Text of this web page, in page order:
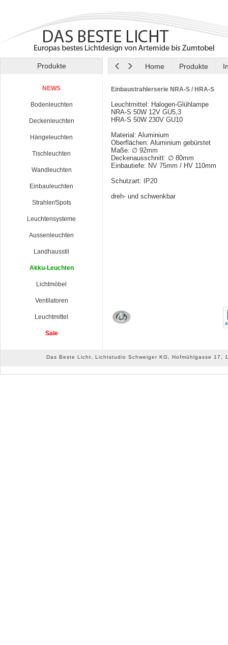
Produkte Home Produkte
NEWS
Bodenleuchten
Deckenleuchten
Hängeleuchten
Tischleuchten
Wandleuchten
Einbauleuchten
Strahler/Spots
Leuchtensysteme
Aussenleuchten
Landhausstil
Akku-Leuchten
Lichtmöbel
Ventilatoren
Leuchtmittel
Sale
Einbaustrahlerserie NRA-S / HRA-S
Leuchtmittel: Halogen-Glühlampe
NRA-S 50W 12V GU5,3
HRA-S 50W 230V GU10
Material: Aluminium
Oberflächen: Aluminium gebürstet
Maße: ∅ 92mm
Deckenausschnitt: ∅ 80mm
Einbautiefe: NV 75mm / HV 110mm
Schutzart: IP20
dreh- und schwenkbar
Das Beste Licht, Lichtstudio Schweiger KG, Hofmühlgasse